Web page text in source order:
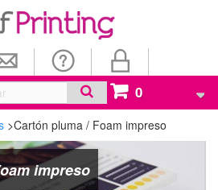
0
>Cartón pluma / Foam impreso
impreso